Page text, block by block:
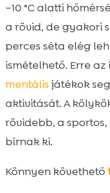
–10 °C alatti
a rövid, de gyakori
perces séta elég
ismételhető. Erre
mentális játékok
aktivitását. A
rövidebb, a
bírnak ki.
Könnyen követhető